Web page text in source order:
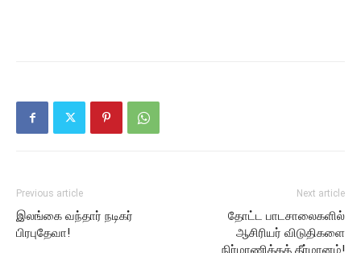
Previous article
இலங்கை வந்தார் நடிகர்
பிரபுதேவா!
Next article
தோட்ட பாடசாலைகளில்
ஆசிரியர் விடுதிகளை
நிர்மாணிக்கத் தீர்மானம்!